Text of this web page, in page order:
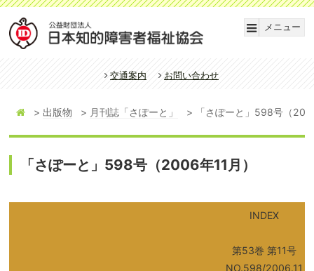
メニュー
交通案内 お問い合わせ
出版物 月刊誌「さぽーと」 「さぽーと」598号（
「さぽーと」598号（2006年11月）
INDEX
第53巻 第11号
NO.598/2006.11